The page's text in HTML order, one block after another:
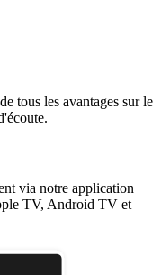
tous les avantages sur le
via notre application
TV, Android TV et